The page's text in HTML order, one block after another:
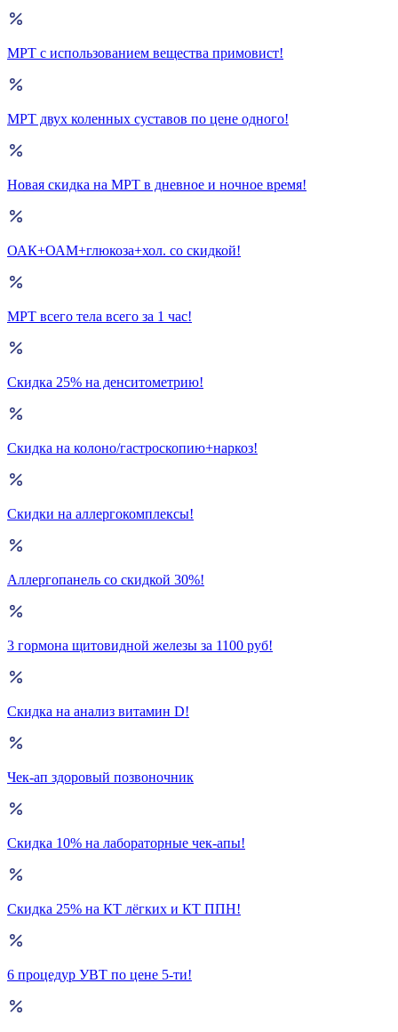
МРТ с использованием вещества примовист!
МРТ двух коленных суставов по цене одного!
Новая скидка на МРТ в дневное и ночное время!
ОАК+ОАМ+глюкоза+хол. со скидкой!
МРТ всего тела всего за 1 час!
Скидка 25% на денситометрию!
Скидка на колоно/гастроскопию+наркоз!
Скидки на аллергокомплексы!
Аллергопанель со скидкой 30%!
3 гормона щитовидной железы за 1100 руб!
Скидка на анализ витамин D!
Чек-ап здоровый позвоночник
Скидка 10% на лабораторные чек-апы!
Скидка 25% на КТ лёгких и КТ ППН!
6 процедур УВТ по цене 5-ти!